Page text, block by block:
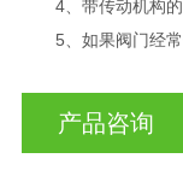
4、带传动机构的
5、如果阀门经常
产品咨询